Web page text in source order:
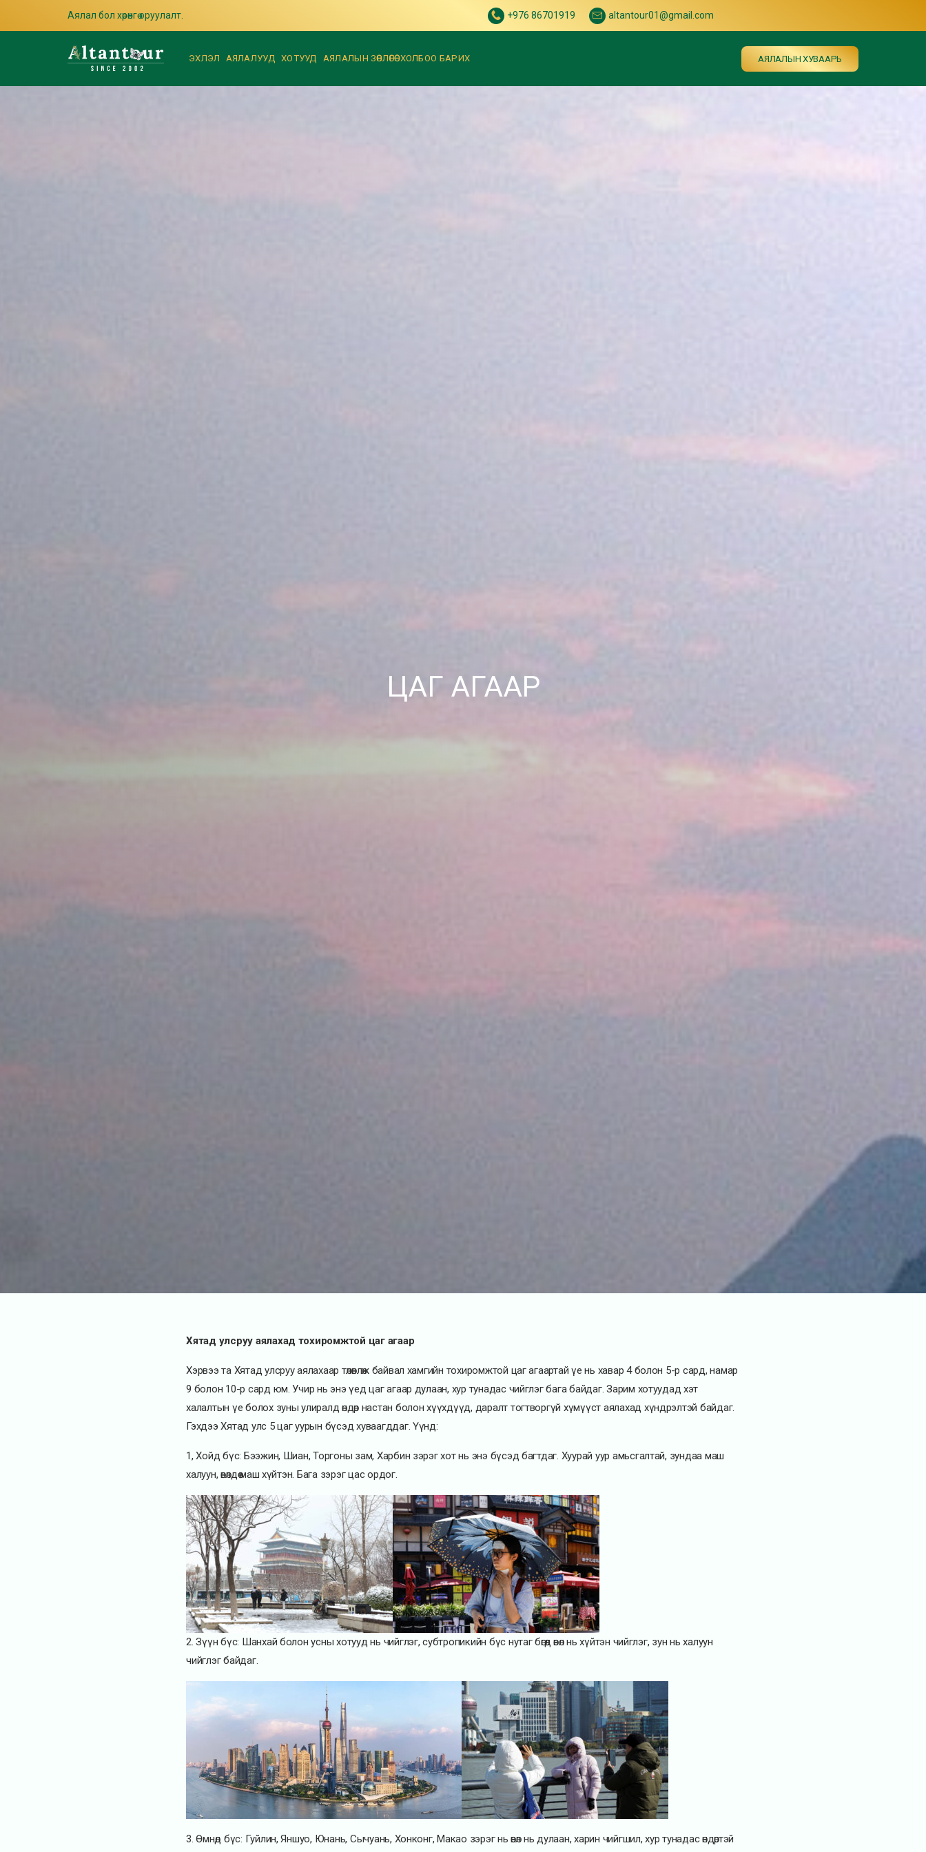
Аялал бол хөрөнгө оруулалт. +976 86701919 altantour01@gmail.com
ЭХЛЭЛ АЯЛАЛУУД ХОТУУД АЯЛАЛЫН ЗӨВЛӨГӨӨ ХОЛБОО БАРИХ АЯЛАЛЫН ХУВААРЬ
ЦАГ АГААР
Хятад улсруу аялахад тохиромжтой цаг агаар
Хэрвээ та Хятад улсруу аялахаар төлөвлөж байвал хамгийн тохиромжтой цаг агаартай үе нь хавар 4 болон 5-р сард, намар
9 болон 10-р сард юм. Учир нь энэ үед цаг агаар дулаан, хур тунадас чийглэг бага байдаг. Зарим хотуудад хэт
халалтын үе болох зуны улиралд өндөр настан болон хүүхдүүд, даралт тогтворгүй хүмүүст аялахад хүндрэлтэй байдаг.
Гэхдээ Хятад улс 5 цаг уурын бүсэд хуваагддаг. Үүнд:
1, Хойд бүс: Бээжин, Шиан, Торгоны зам, Харбин зэрэг хот нь энэ бүсэд багтдаг. Хуурай уур амьсгалтай, зундаа маш
халуун, өвөлдөө маш хүйтэн. Бага зэрэг цас ордог.
2. Зүүн бүс: Шанхай болон усны хотууд нь чийглэг, субтропикийн бүс нутаг бөгөөд өвөл нь хүйтэн чийглэг, зун нь халуун
чийглэг байдаг.
3. Өмнөд бүс: Гуйлин, Яншуо, Юнань, Сычуань, Хонконг, Макао зэрэг нь өвөл нь дулаан, харин чийгшил, хур тунадас өндөртэй